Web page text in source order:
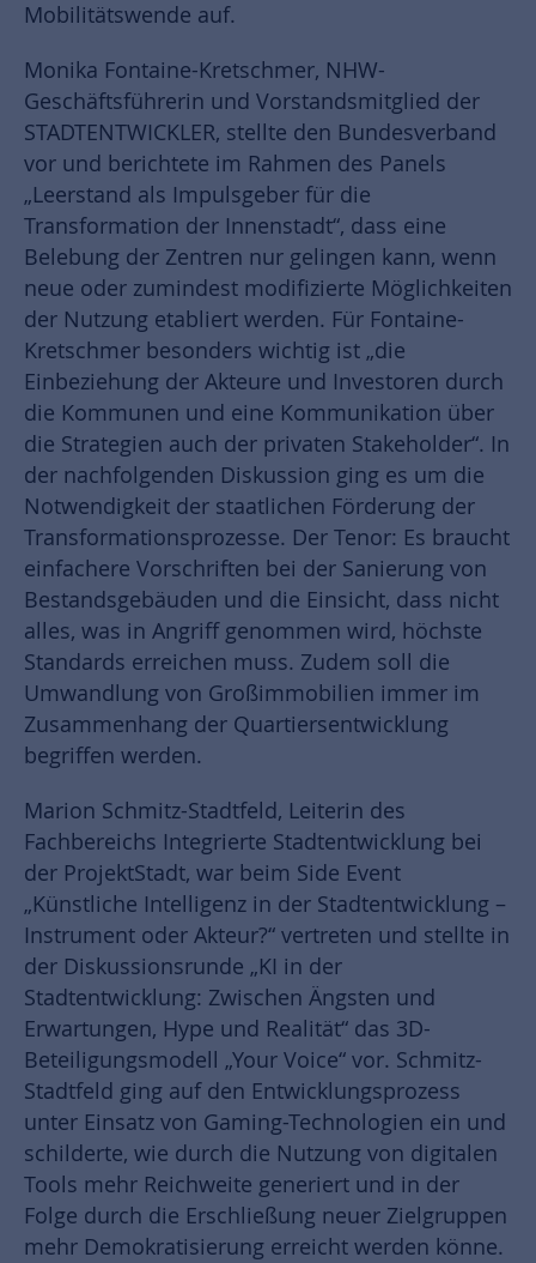
Mobilitätswende auf.
Monika Fontaine-Kretschmer, NHW-
Geschäftsführerin und Vorstandsmitglied der
STADTENTWICKLER, stellte den Bundesverband
vor und berichtete im Rahmen des Panels
„Leerstand als Impulsgeber für die
Transformation der Innenstadt“, dass eine
Belebung der Zentren nur gelingen kann, wenn
neue oder zumindest modifizierte Möglichkeiten
der Nutzung etabliert werden. Für Fontaine-
Kretschmer besonders wichtig ist „die
Einbeziehung der Akteure und Investoren durch
die Kommunen und eine Kommunikation über
die Strategien auch der privaten Stakeholder“. In
der nachfolgenden Diskussion ging es um die
Notwendigkeit der staatlichen Förderung der
Transformationsprozesse. Der Tenor: Es braucht
einfachere Vorschriften bei der Sanierung von
Bestandsgebäuden und die Einsicht, dass nicht
alles, was in Angriff genommen wird, höchste
Standards erreichen muss. Zudem soll die
Umwandlung von Großimmobilien immer im
Zusammenhang der Quartiersentwicklung
begriffen werden.
Marion Schmitz-Stadtfeld, Leiterin des
Fachbereichs Integrierte Stadtentwicklung bei
der ProjektStadt, war beim Side Event
„Künstliche Intelligenz in der Stadtentwicklung –
Instrument oder Akteur?“ vertreten und stellte in
der Diskussionsrunde „KI in der
Stadtentwicklung: Zwischen Ängsten und
Erwartungen, Hype und Realität“ das 3D-
Beteiligungsmodell „Your Voice“ vor. Schmitz-
Stadtfeld ging auf den Entwicklungsprozess
unter Einsatz von Gaming-Technologien ein und
schilderte, wie durch die Nutzung von digitalen
Tools mehr Reichweite generiert und in der
Folge durch die Erschließung neuer Zielgruppen
mehr Demokratisierung erreicht werden könne.